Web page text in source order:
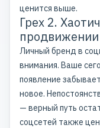
ценится выше.
Грех 2.
Личный бренд в
внимания. Ваше
появление
новое.
— верный путь
соцсетей также